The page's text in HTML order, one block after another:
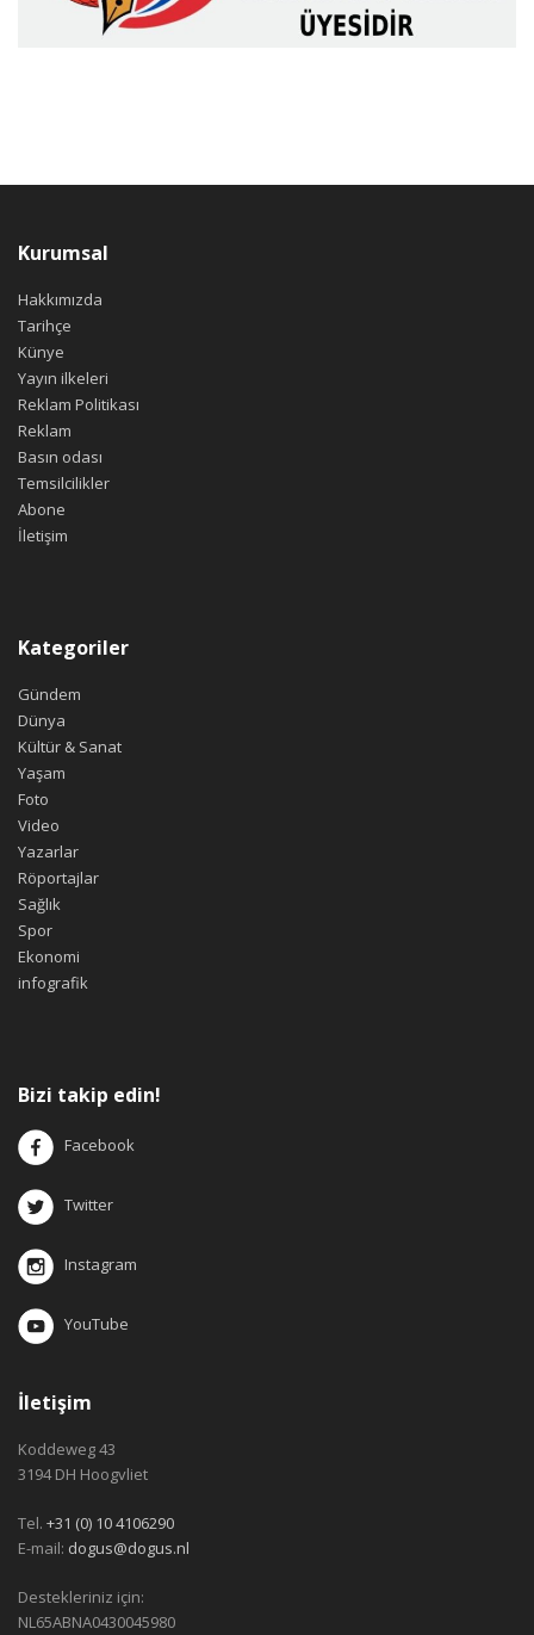
Kurumsal
Hakkımızda
Tarihçe
Künye
Yayın ilkeleri
Reklam Politikası
Reklam
Basın odası
Temsilcilikler
Abone
İletişim
Kategoriler
Gündem
Dünya
Kültür & Sanat
Yaşam
Foto
Video
Yazarlar
Röportajlar
Sağlık
Spor
Ekonomi
infografik
Bizi takip edin!
Facebook
Twitter
Instagram
YouTube
İletişim
Koddeweg 43
3194 DH Hoogvliet
Tel. +31 (0) 10 4106290
E-mail: dogus@dogus.nl
Destekleriniz için:
NL65ABNA0430045980